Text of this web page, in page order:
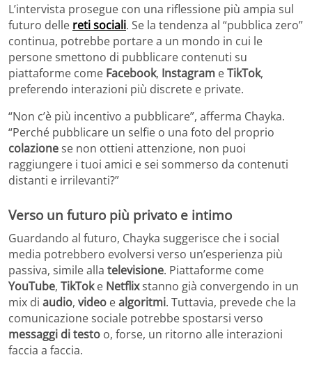
L’intervista prosegue con una riflessione più ampia sul
futuro delle reti sociali. Se la tendenza al “pubblica zero”
continua, potrebbe portare a un mondo in cui le
persone smettono di pubblicare contenuti su
piattaforme come Facebook, Instagram eTikTok,
preferendo interazioni più discrete e private.
“Non c’è più incentivo a pubblicare”, afferma Chayka.
“Perché pubblicare un selfie o una foto del proprio
colazionese non ottieni attenzione, non puoi
raggiungere i tuoi amici e sei sommerso da contenuti
distanti e irrilevanti?”
Verso un futuro più privato e intimo
Guardando al futuro, Chayka suggerisce che i social
media potrebbero evolversi verso un’esperienza più
passiva, simile alla televisione. Piattaforme come
YouTube, TikToke Netflixstanno già convergendo in un
mix di audio, video ealgoritmi. Tuttavia, prevede che la
comunicazione sociale potrebbe spostarsi verso
messaggi di testo o, forse, un ritorno alle interazioni
faccia a faccia.